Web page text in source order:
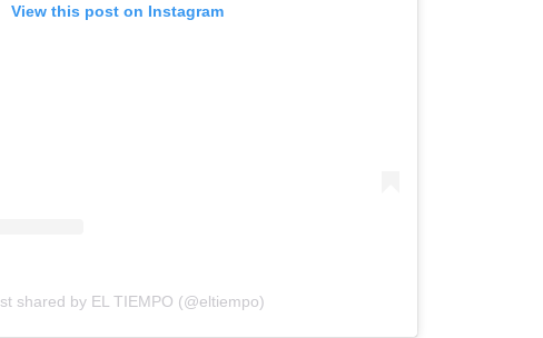
View this post on Instagram
shared by EL TIEMPO (@eltiempo)